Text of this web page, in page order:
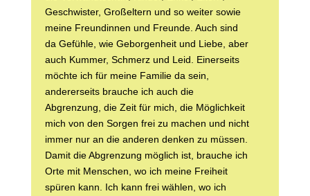
Geschwister, Großeltern und so weiter sowie
meine Freundinnen und Freunde. Auch sind
da Gefühle, wie Geborgenheit und Liebe, aber
auch Kummer, Schmerz und Leid. Einerseits
möchte ich für meine Familie da sein,
andererseits brauche ich auch die
Abgrenzung, die Zeit für mich, die Möglichkeit
mich von den Sorgen frei zu machen und nicht
immer nur an die anderen denken zu müssen.
Damit die Abgrenzung möglich ist, brauche ich
Orte mit Menschen, wo ich meine Freiheit
spüren kann. Ich kann frei wählen, wo ich